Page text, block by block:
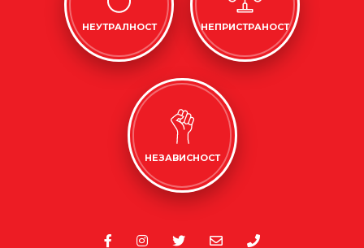
НЕУТРАЛНОСТ НЕПРИСТРАНОСТ
НЕЗАВИСНОСТ